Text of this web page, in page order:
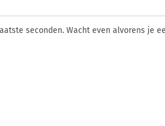
seconden. Wacht even alvorens je